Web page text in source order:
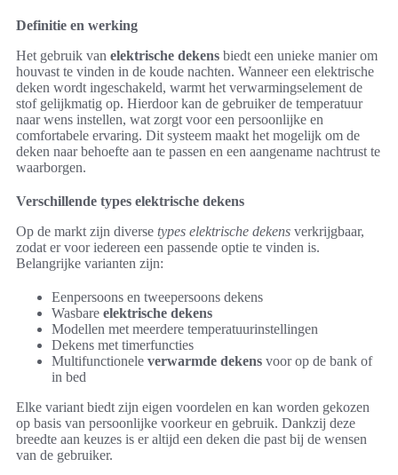
Definitie en werking
Het gebruik van elektrische dekens biedt een unieke manier om
houvast te vinden in de koude nachten. Wanneer een elektrische
deken wordt ingeschakeld, warmt het verwarmingselement de
stof gelijkmatig op. Hierdoor kan de gebruiker de temperatuur
naar wens instellen, wat zorgt voor een persoonlijke en
comfortabele ervaring. Dit systeem maakt het mogelijk om de
deken naar behoefte aan te passen en een aangename nachtrust te
waarborgen.
Verschillende types elektrische dekens
Op de markt zijn diverse types elektrische dekens verkrijgbaar,
zodat er voor iedereen een passende optie te vinden is.
Belangrijke varianten zijn:
Eenpersoons en tweepersoons dekens
Wasbare elektrische dekens
Modellen met meerdere temperatuurinstellingen
Dekens met timerfuncties
Multifunctionele verwarmde dekens voor op de bank of
in bed
Elke variant biedt zijn eigen voordelen en kan worden gekozen
op basis van persoonlijke voorkeur en gebruik. Dankzij deze
breedte aan keuzes is er altijd een deken die past bij de wensen
van de gebruiker.